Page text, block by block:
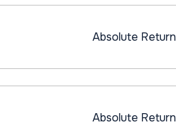
Absolute Return
Absolute Return